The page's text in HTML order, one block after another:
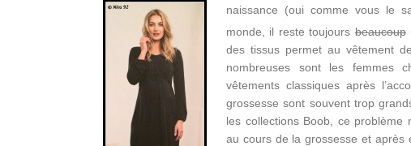
naissance (oui comme vous le
monde, il reste toujours beaucoup
des tissus permet au vêtement
nombreuses sont les femmes
vêtements classiques après
grossesse sont souvent trop
les collections Boob, ce problème
au cours de la grossesse et après